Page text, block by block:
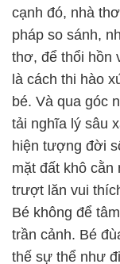
cạnh đó, nhà
pháp so sánh,
thơ, để thổi hồn
là cách thi hào
bé. Và qua góc
tải nghĩa lý sâu
hiện tượng đời
mặt đất khô
trượt lăn vui
Bé không để
trần cảnh. Bé
thế sự thể như